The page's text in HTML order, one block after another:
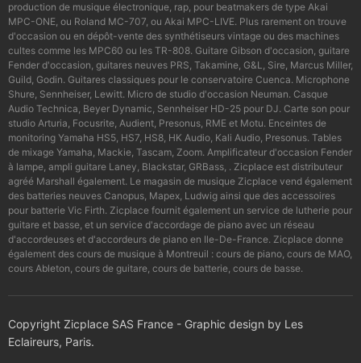
production de musique électronique, rap, pour beatmakers de type Akai
MPC-ONE, ou Roland MC-707, ou Akai MPC-LIVE. Plus rarement on trouve
d'occasion ou en dépôt-vente des synthétiseurs vintage ou des machines
cultes comme les MPC60 ou les TR-808. Guitare Gibson d'occasion, guitare
Fender d'occasion, guitares neuves PRS, Takamine, G&L, Sire, Marcus Miller,
Guild, Godin. Guitares classiques pour le conservatoire Cuenca. Microphone
Shure, Sennheiser, Lewitt. Micro de studio d'occasion Neuman. Casque
Audio Technica, Beyer Dynamic, Sennheiser HD-25 pour DJ. Carte son pour
studio Arturia, Focusrite, Audient, Presonus, RME et Motu. Enceintes de
monitoring Yamaha HS5, HS7, HS8, HK Audio, Kali Audio, Presonus. Tables
de mixage Yamaha, Mackie, Tascam, Zoom. Amplificateur d'occasion Fender
à lampe, ampli guitare Laney, Blackstar, GRBass, . Zicplace est distributeur
agréé Marshall également. Le magasin de musique Zicplace vend également
des batteries neuves Canopus, Mapex, Ludwig ainsi que des accessoires
pour batterie Vic Firth. Zicplace fournit également un service de lutherie pour
guitare et basse, et un service d'accordage de piano avec un réseau
d'accordeuses et d'accordeurs de piano en Ile-De-France. Zicplace donne
également des cours de musique à Montreuil : cours de piano, cours de MAO,
cours Ableton, cours de guitare, cours de batterie, cours de basse.
Copyright Zicplace SAS France - Graphic design by Les
Eclaireurs, Paris.